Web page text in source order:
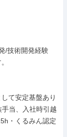
/技術開発経験
て安定基盤あり
当、入社時引越
・くるみん認定